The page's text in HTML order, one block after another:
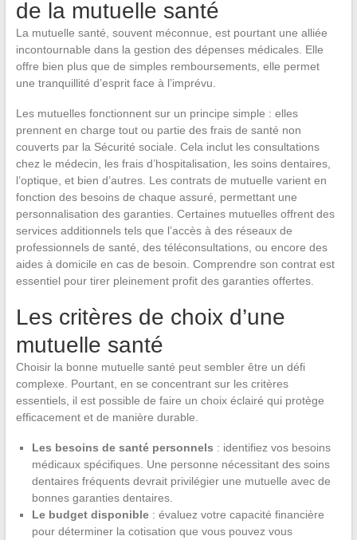
de la mutuelle santé
La mutuelle santé, souvent méconnue, est pourtant une alliée
incontournable dans la gestion des dépenses médicales. Elle
offre bien plus que de simples remboursements, elle permet
une tranquillité d’esprit face à l’imprévu.
Les mutuelles fonctionnent sur un principe simple : elles
prennent en charge tout ou partie des frais de santé non
couverts par la Sécurité sociale. Cela inclut les consultations
chez le médecin, les frais d’hospitalisation, les soins dentaires,
l’optique, et bien d’autres. Les contrats de mutuelle varient en
fonction des besoins de chaque assuré, permettant une
personnalisation des garanties. Certaines mutuelles offrent des
services additionnels tels que l’accès à des réseaux de
professionnels de santé, des téléconsultations, ou encore des
aides à domicile en cas de besoin. Comprendre son contrat est
essentiel pour tirer pleinement profit des garanties offertes.
Les critères de choix d’une
mutuelle santé
Choisir la bonne mutuelle santé peut sembler être un défi
complexe. Pourtant, en se concentrant sur les critères
essentiels, il est possible de faire un choix éclairé qui protège
efficacement et de manière durable.
Les besoins de santé personnels : identifiez vos besoins
médicaux spécifiques. Une personne nécessitant des soins
dentaires fréquents devrait privilégier une mutuelle avec de
bonnes garanties dentaires.
Le budget disponible: évaluez votre capacité financière
pour déterminer la cotisation que vous pouvez vous